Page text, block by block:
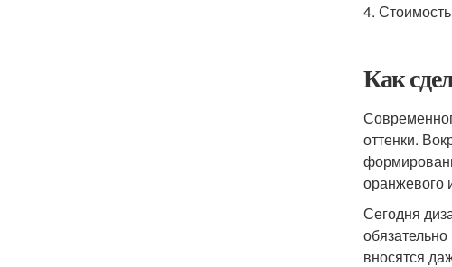
4.
Как
оттенки.
оранжевого
Сегодня
вносятся